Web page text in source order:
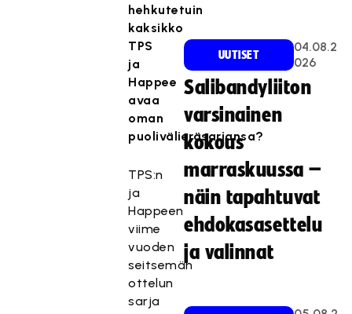
hehkutetuin
kaksikko
TPS
ja
Happee
avaa
oman
puolivälieräsarjansa?
TPS:n
ja
Happeen
viime
vuoden
seitsemän
ottelun
sarja
UUTISET
04.08.2
026
Salibandyliiton
varsinainen
kokous
marraskuussa –
näin tapahtuvat
ehdokasasettelu
ja valinnat